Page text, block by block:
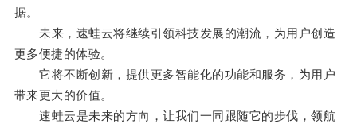
据。
未来，速蛙云将继续引领科技发展的潮流，为用户创造
更多便捷的体验。
它将不断创新，提供更多智能化的功能和服务，为用户
带来更大的价值。
速蛙云是未来的方向，让我们一同跟随它的步伐，领航